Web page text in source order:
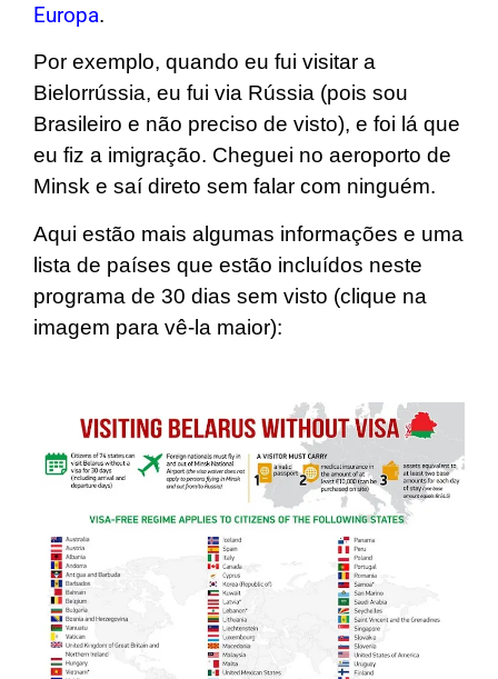
Europa.
Por exemplo, quando eu fui visitar a
Bielorrússia, eu fui via Rússia (pois sou
Brasileiro e não preciso de visto), e foi lá que
eu fiz a imigração. Cheguei no aeroporto de
Minsk e saí direto sem falar com ninguém.
Aqui estão mais algumas informações e uma
lista de países que estão incluídos neste
programa de 30 dias sem visto (clique na
imagem para vê-la maior):